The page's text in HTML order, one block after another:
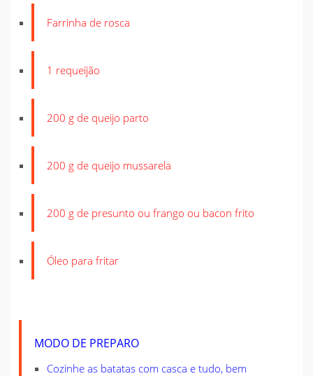
Farrinha de rosca
1 requeijão
200 g de queijo parto
200 g de queijo mussarela
200 g de presunto ou frango ou bacon frito
Óleo para fritar
MODO DE PREPARO
Cozinhe as batatas com casca e tudo, bem